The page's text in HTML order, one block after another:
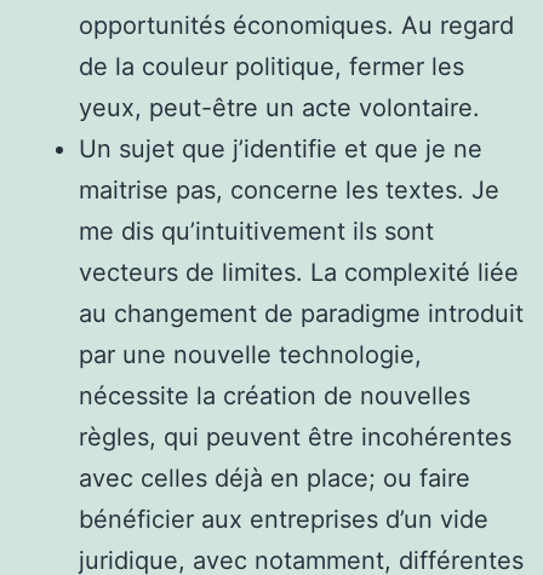
opportunités économiques. Au regard
de la couleur politique, fermer les
yeux, peut-être un acte volontaire.
Un sujet que j’identifie et que je ne
maitrise pas, concerne les textes. Je
me dis qu’intuitivement ils sont
vecteurs de limites. La complexité liée
au changement de paradigme introduit
par une nouvelle technologie,
nécessite la création de nouvelles
règles, qui peuvent être incohérentes
avec celles déjà en place; ou faire
bénéficier aux entreprises d’un vide
juridique, avec notamment, différentes